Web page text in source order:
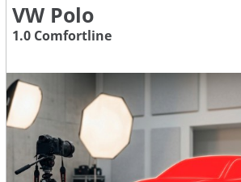
VW Polo
1.0 Comfortline